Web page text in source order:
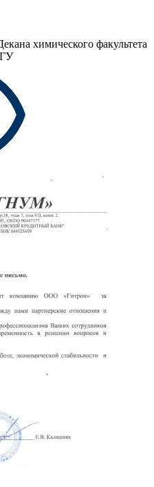
химического факультета